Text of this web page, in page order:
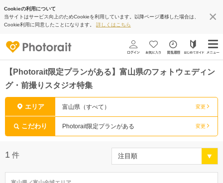
Cookieの利用について
当サイトはサービス向上のためCookieを利用しています。以降ページ遷移した場合は、
Cookie利用に同意したことになります。 詳しくはこちら
【Photorait限定プランがある】富山県のフォトウェディン
グ・前撮りスタジオ特集
エリア 富山県（すべて） 変更
こだわり Photorait限定プランがある 変更
1 件